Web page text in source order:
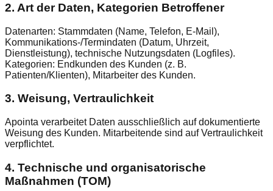
2. Art der Daten, Kategorien Betroffener
Datenarten: Stammdaten (Name, Telefon, E-Mail),
Kommunikations-/Termindaten (Datum, Uhrzeit,
Dienstleistung), technische Nutzungsdaten (Logfiles).
Kategorien: Endkunden des Kunden (z. B.
Patienten/Klienten), Mitarbeiter des Kunden.
3. Weisung, Vertraulichkeit
Apointa verarbeitet Daten ausschließlich auf dokumentierte
Weisung des Kunden. Mitarbeitende sind auf Vertraulichkeit
verpflichtet.
4. Technische und organisatorische
Maßnahmen (TOM)